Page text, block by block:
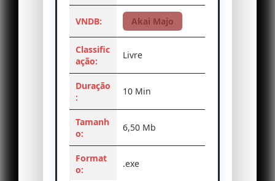
VNDB: Akai Majo
Classific
ação:
Livre
Duração
:
10 Min
Tamanh
o:
6,50 Mb
Format
o:
.exe